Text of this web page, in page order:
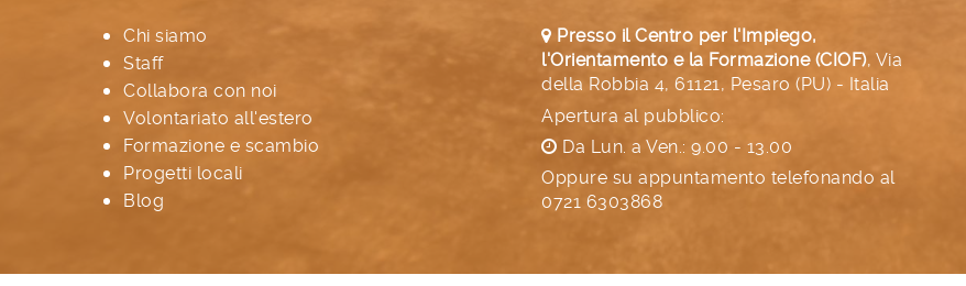
Chi siamo
Staff
Collabora con noi
Volontariato all'estero
Formazione e scambio
Progetti locali
Blog
Presso il Centro per l'Impiego,
l'Orientamento e la Formazione (CIOF), Via
della Robbia 4, 61121, Pesaro (PU) - Italia
Apertura al pubblico:
Da Lun. a Ven.: 9.00 - 13.00
Oppure su appuntamento telefonando al
0721 6303868